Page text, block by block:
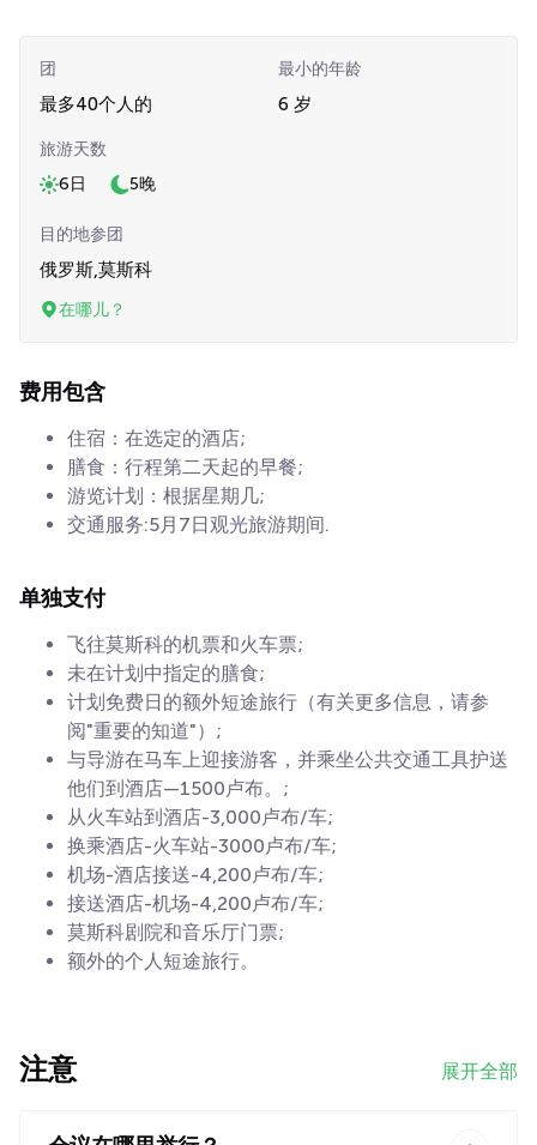
团
最多40个人的
最小的年龄
6 岁
旅游天数
6日
5晚
目的地参团
俄罗斯,莫斯科
在哪儿？
费用包含
住宿：在选定的酒店;
膳食：行程第二天起的早餐;
游览计划：根据星期几;
交通服务:5月7日观光旅游期间.
单独支付
飞往莫斯科的机票和火车票;
未在计划中指定的膳食;
计划免费日的额外短途旅行（有关更多信息，请参
阅"重要的知道"）;
与导游在马车上迎接游客，并乘坐公共交通工具护送
他们到酒店—1500卢布。;
从火车站到酒店-3,000卢布/车;
换乘酒店-火车站-3000卢布/车;
机场-酒店接送-4,200卢布/车;
接送酒店-机场-4,200卢布/车;
莫斯科剧院和音乐厅门票;
额外的个人短途旅行。
注意 展开全部